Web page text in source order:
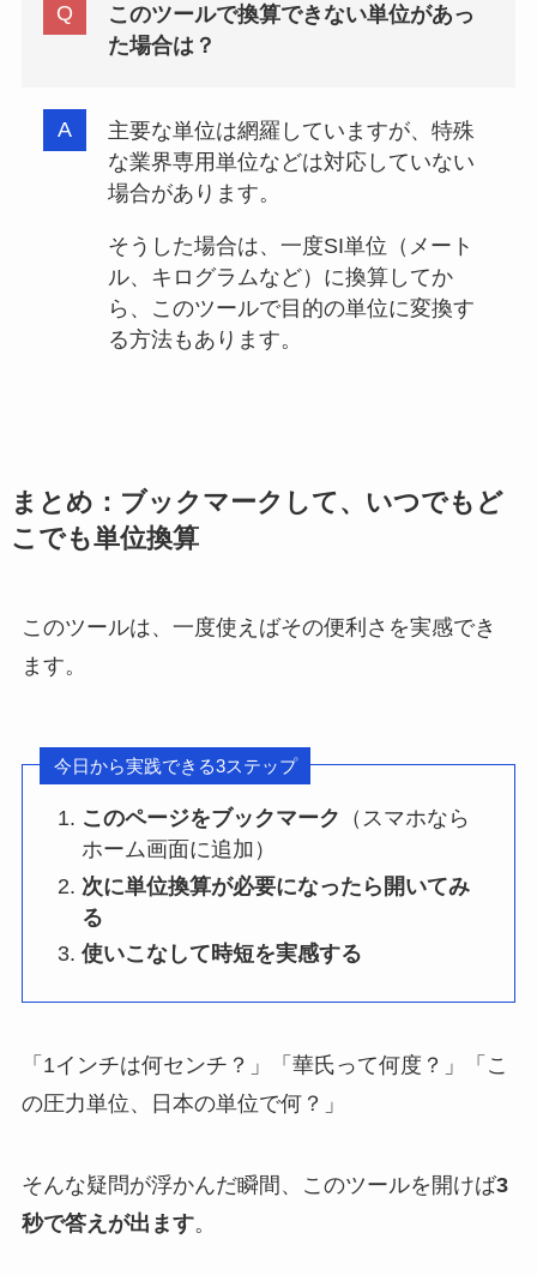
このツールで換算できない単位があっ
た場合は？
主要な単位は網羅していますが、特殊
な業界専用単位などは対応していない
場合があります。
そうした場合は、一度SI単位（メート
ル、キログラムなど）に換算してか
ら、このツールで目的の単位に変換す
る方法もあります。
まとめ：ブックマークして、いつでもど
こでも単位換算
このツールは、一度使えばその便利さを実感でき
ます。
今日から実践できる3ステップ
このページをブックマーク
（スマホなら
ホーム画面に追加）
次に単位換算が必要になったら開いてみ
る
使いこなして時短を実感する
「1インチは何センチ？」「華氏って何度？」「こ
の圧力単位、日本の単位で何？」
そんな疑問が浮かんだ瞬間、このツールを開けば3
秒で答えが出ます。